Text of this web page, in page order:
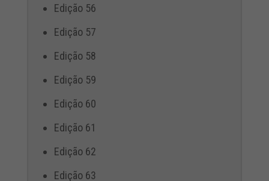
Edição 56
Edição 57
Edição 58
Edição 59
Edição 60
Edição 61
Edição 62
Edição 63